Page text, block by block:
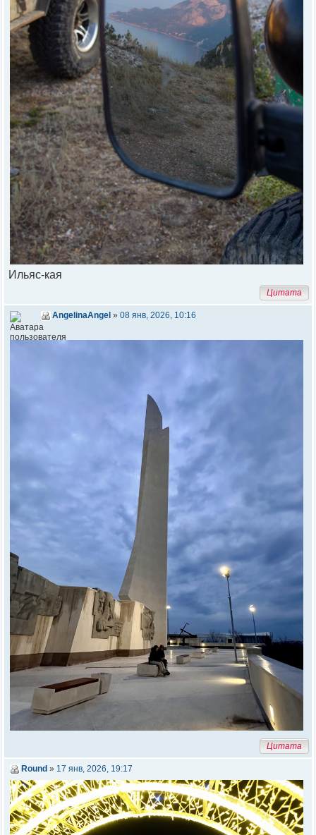
Ильяс-кая
Цитата
AngelinaAngel » 08 янв, 2026, 10:16
Цитата
Round » 17 янв, 2026, 19:17